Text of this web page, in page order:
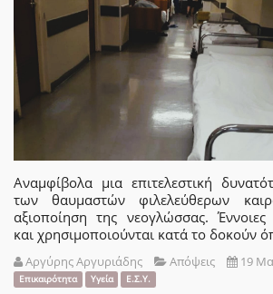
Αναμφίβολα μια επιτελεστική
των θαυμαστών φιλελεύθερων
αξιοποίηση της νεογλώσσας. Έννοιες
και χρησιμοποιούνται κατά το δοκούν
Αργύρης Αργυριάδης Απόψεις 19
Επικαιρότητα Υγεία Ε.Σ.Υ.